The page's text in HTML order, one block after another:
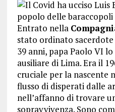
Entrato nella
stato ordinato
39 anni, papa Paolo VI
ausiliare di Lima. Era il
cruciale per la nascente
flusso di disperati dalle
nell’affanno di trovare
sopravvivenza. Sono